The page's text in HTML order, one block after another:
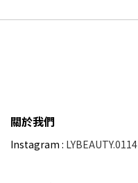
關於我們
Instagram : LYBEAUTY.0114